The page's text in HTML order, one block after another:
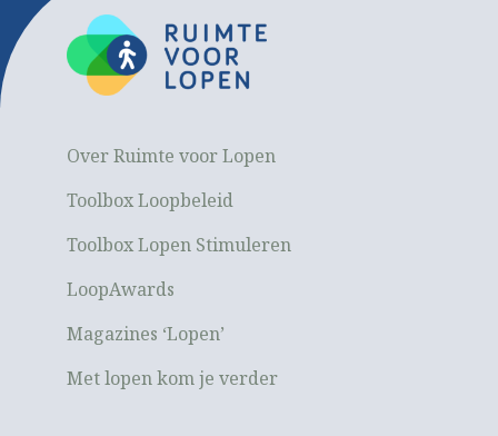
Over Ruimte voor Lopen
Toolbox Loopbeleid
Toolbox Lopen Stimuleren
LoopAwards
Magazines ‘Lopen’
Met lopen kom je verder